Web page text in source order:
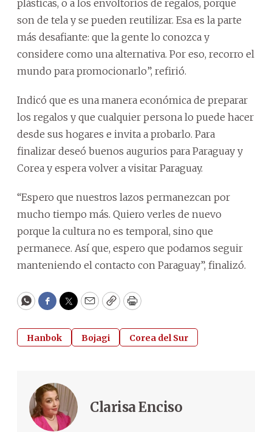
plásticas, o a los envoltorios de regalos, porque
son de tela y se pueden reutilizar. Esa es la parte
más desafiante: que la gente lo conozca y
considere como una alternativa. Por eso, recorro el
mundo para promocionarlo”, refirió.
Indicó que es una manera económica de preparar
los regalos y que cualquier persona lo puede hacer
desde sus hogares e invita a probarlo. Para
finalizar deseó buenos augurios para Paraguay y
Corea y espera volver a visitar Paraguay.
“Espero que nuestros lazos permanezcan por
mucho tiempo más. Quiero verles de nuevo
porque la cultura no es temporal, sino que
permanece. Así que, espero que podamos seguir
manteniendo el contacto con Paraguay”, finalizó.
WhatsApp
Facebook
Twitter
EmailCopyPrint
Hanbok Bojagi Corea del Sur
Clarisa Enciso